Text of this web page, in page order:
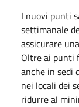
I nuovi punti
settimanale
assicurare
Oltre ai punti
anche in sedi
nei locali dei
ridurre al